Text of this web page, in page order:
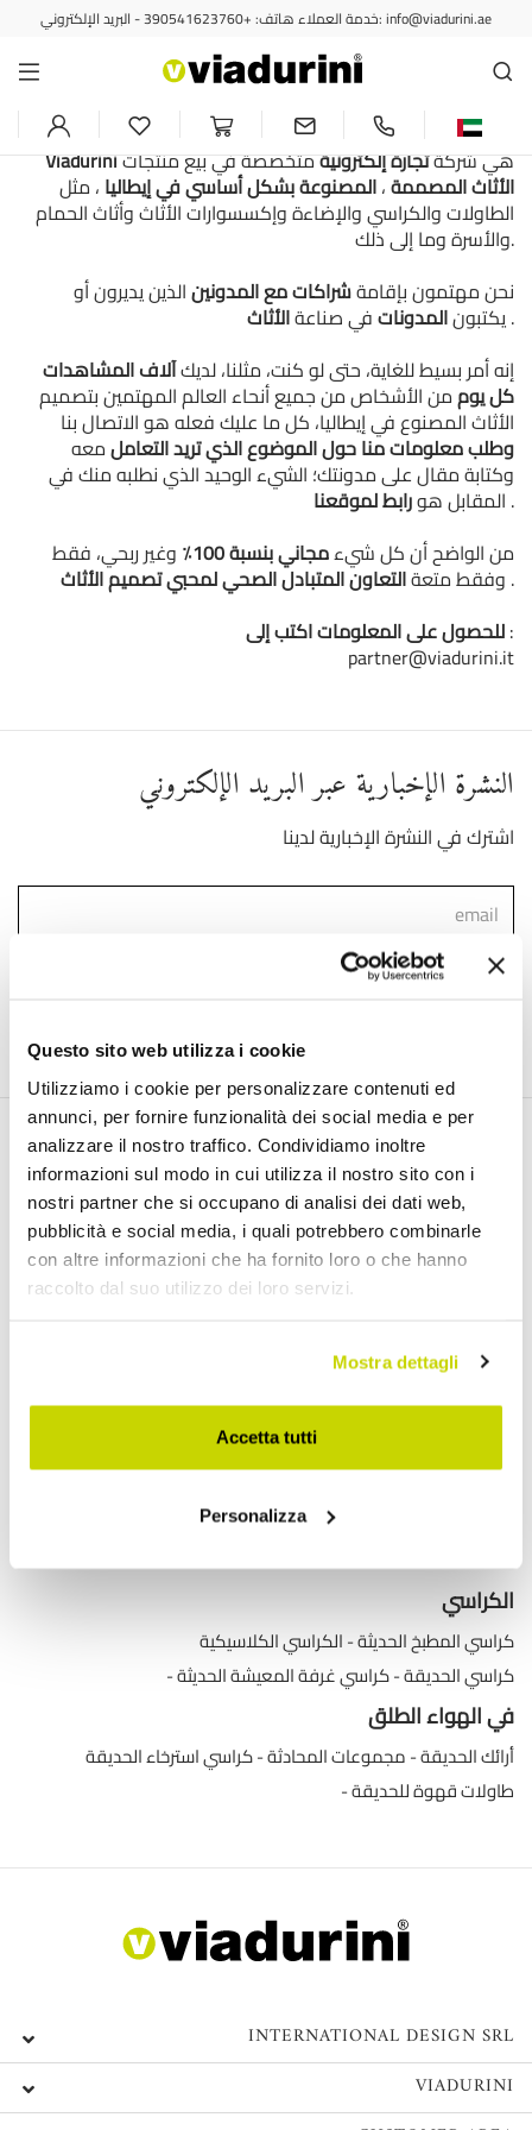
Questo sito web utilizza i cookie
Utilizziamo i cookie per personalizzare contenuti ed
annunci, per fornire funzionalità dei social media e per
analizzare il nostro traffico. Condividiamo inoltre
informazioni sul modo in cui utilizza il nostro sito con i
nostri partner che si occupano di analisi dei dati web,
pubblicità e social media, i quali potrebbero combinarle
con altre informazioni che ha fornito loro o che hanno
raccolto dal suo utilizzo dei loro servizi.
Mostra dettagli
Accetta tutti
Personalizza
خدمة العملاء هاتف: +390541623760 - البريد الإلكتروني: info@viadurini.ae
التعاون مع المدون ومدونة قطاع
المفروشات
Viadurini هي شركةتجارة إلكترونيةمتخصصة في بيع منتجات
الأثاث المصممة،المصنوعة بشكل أساسي في إيطاليا ، مثل
الطاولات والكراسي والإضاءة وإكسسوارات الأثاث وأثاث الحمام
والأسرة وما إلى ذلك.
نحن مهتمون بإقامةشراكات مع المدونينالذين يديرون أو
يكتبونالمدوناتفي صناعةالأثاث
.
إنه أمر بسيط للغاية، حتى لو كنت، مثلنا، لديكآلاف المشاهدات
كل يوممن الأشخاص من جميع أنحاء العالم المهتمين بتصميم
الأثاث المصنوع في إيطاليا، كل ما عليك فعله هو الاتصال بنا
وطلب معلومات منا حول الموضوع الذي تريد التعاملمعه
وكتابة مقال على مدونتك؛ الشيء الوحيد الذي نطلبه منك في
المقابل هورابط لموقعنا
.
من الواضح أن كل شيءمجاني بنسبة 100٪ وغير ربحي، فقط
وفقط متعةالتعاون المتبادل الصحي لمحبي تصميم الأثاث
.
للحصول على المعلومات اكتب إلى:
partner@viadurini.it
النشرة الإخبارية عبر البريد الإلكتروني
اشترك في النشرة الإخبارية لدينا
لقد قرأت ووافقت على شروط استخدام البيانات الشخصية (
اكتشف منتجاتنا
طاولات قابلة للتمديد
طاولات طعام خشبية قابلة للتمديد
طاولات طعام زجاجية قابلة للتمديد
طاولات وحدة التحكم القابلة للتمديد
طاولات القهوة
الكراسي
الكراسي الكلاسيكية كراسي المطبخ الحديثة
كراسي غرفة المعيشة الحديثة كراسي الحديقة
في الهواء الطلق
كراسي استرخاء الحديقة مجموعات المحادثة أرائك الحديقة
طاولات قهوة للحديقة
INTERNATIONAL DESIGN SRL
VIADURINI